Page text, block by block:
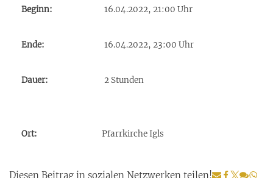
Beginn: 16.04.2022, 21:00 Uhr
Ende: 16.04.2022, 23:00 Uhr
Dauer: 2 Stunden
Ort: Pfarrkirche Igls
Diesen Beitrag in sozialen Netzwerken teilen!